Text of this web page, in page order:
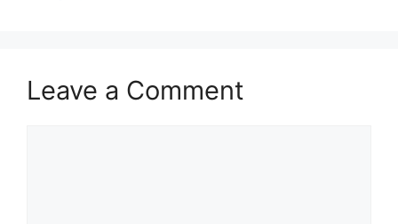
Leave a Comment